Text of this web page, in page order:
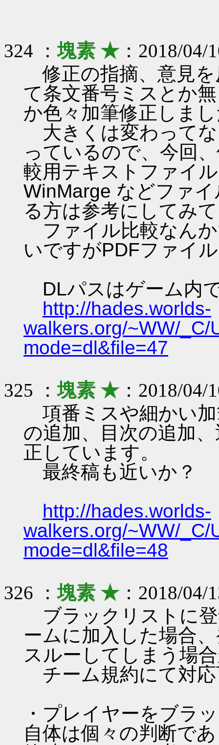
324 ：塊素 ★：2018/04/
修正の指摘、意見を
て条文番号ミスとか
か色々加筆修正しま
大きくは変わって
っているので、今回
較用テキストファイ
WinMarge などファ
る方は参考にしてみ
ファイル比較なん
いですがPDFファイ
DLパスはゲーム内
http://hades.worlds-
walkers.org/~WW/_C/
mode=dl&file=47
325 ：塊素 ★：2018/04/
項番ミスや細かい加
の追加、目次の追加
正しています。
最終稿も近いか？
http://hades.worlds-
walkers.org/~WW/_C/
mode=dl&file=48
326 ：塊素 ★：2018/04/
ブラックリストに
ームに加入した場合
スルーしてしまう場
チーム規約にて対応
・プレイヤーをブラ
自体は個々の判断で